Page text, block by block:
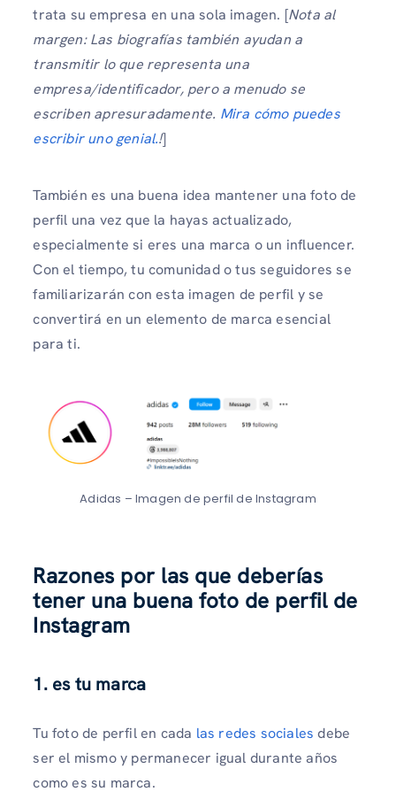
trata su empresa en una sola imagen. [Nota al
margen: Las biografías también ayudan a
transmitir lo que representa una
empresa/identificador, pero a menudo se
escriben apresuradamente. Mira cómo puedes
escribir uno genial.!]
También es una buena idea mantener una foto de
perfil una vez que la hayas actualizado,
especialmente si eres una marca o un influencer.
Con el tiempo, tu comunidad o tus seguidores se
familiarizarán con esta imagen de perfil y se
convertirá en un elemento de marca esencial
para ti.
Adidas – Imagen de perfil de Instagram
Razones por las que deberías
tener una buena foto de perfil de
Instagram
1. es tu marca
Tu foto de perfil en cada las redes sociales debe
ser el mismo y permanecer igual durante años
como es su marca.